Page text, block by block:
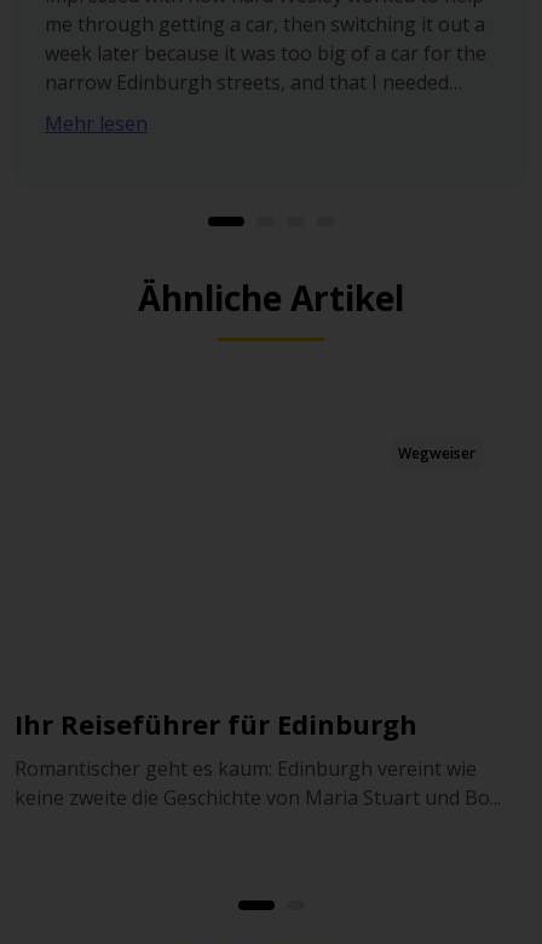
me through getting a car, then switching it out a
week later because it was too big of a car for the
narrow Edinburgh streets, and that I needed
automatic, and wanted to add my young son as a
driver. Wesley was pleasant through the
Circle but even with that status, I don’t always get
counter agents like I did with Wesley so I wanted
to recognize a job well done.
Mehr lesen
Ähnliche Artikel
Wegweiser
Ihr Reiseführer für Edinburgh
Romantischer geht es kaum: Edinburgh vereint wie
keine zweite die Geschichte von Maria Stuart und Bo...